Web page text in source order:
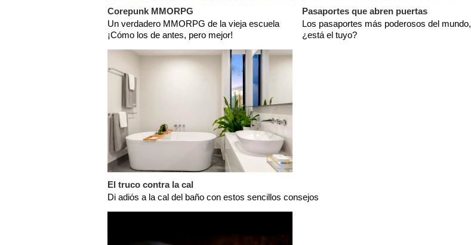
Corepunk MMORPG
Un verdadero MMORPG de la vieja escuela
¡Cómo los de antes, pero mejor!
Pasaportes que abren puertas
Los pasaportes más poderosos del mundo,
¿está el tuyo?
El truco contra la cal
Di adiós a la cal del baño con estos sencillos consejos